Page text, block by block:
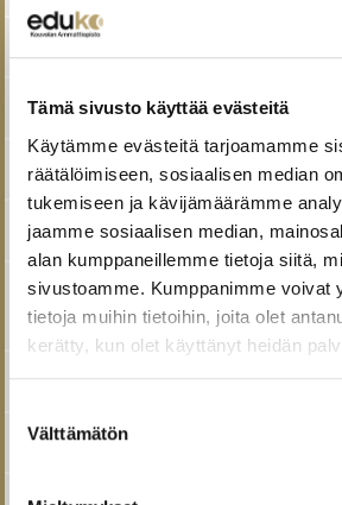
Tämä sivusto käyttää evästeitä
Käytämme evästeitä tarjoamamme
räätälöimiseen, sosiaalisen median
tukemiseen ja kävijämäärämme
jaamme sosiaalisen median,
alan kumppaneillemme tietoja siitä,
sivustoamme. Kumppanimme voivat
tietoja muihin tietoihin, joita olet
kerätty, kun olet käyttänyt heidän
valinta
Välttämätön
Haastavan asiakkaan kohtaaminen
Hygieniapassikoulutus ja -testi
Kuljettajan
Märkätilojen vedeneristäjän
SFS6002
hybridiajoneuvoille
Sähkötyöturvallisuuskoulutus SFS